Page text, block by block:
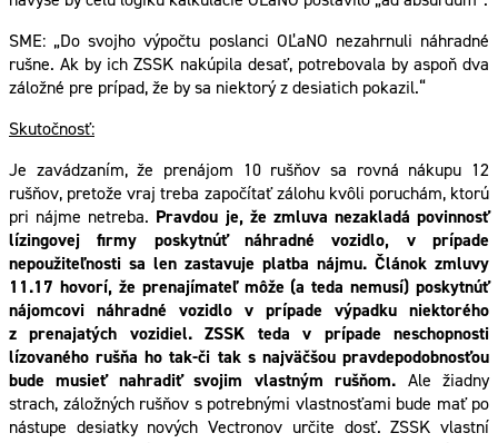
SME: „Do svojho výpočtu poslanci OĽaNO nezahrnuli náhradné
rušne. Ak by ich ZSSK nakúpila desať, potrebovala by aspoň dva
záložné pre prípad, že by sa niektorý z desiatich pokazil.“
Skutočnosť:
Je zavádzaním, že prenájom 10 rušňov sa rovná nákupu 12
rušňov, pretože vraj treba započítať zálohu kvôli poruchám, ktorú
pri nájme netreba. Pravdou je, že zmluva nezakladá povinnosť
lízingovej firmy poskytnúť náhradné vozidlo, v prípade
nepoužiteľnosti sa len zastavuje platba nájmu. Článok zmluvy
11.17 hovorí, že prenajímateľ môže (a teda nemusí) poskytnúť
nájomcovi náhradné vozidlo v prípade výpadku niektorého
z prenajatých vozidiel. ZSSK teda v prípade neschopnosti
lízovaného rušňa ho tak-či tak s najväčšou pravdepodobnosťou
bude musieť nahradiť svojim vlastným rušňom. Ale žiadny
strach, záložných rušňov s potrebnými vlastnosťami bude mať po
nástupe desiatky nových Vectronov určite dosť. ZSSK vlastní